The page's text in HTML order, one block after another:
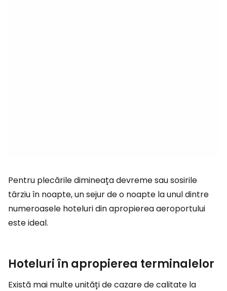
Pentru plecările dimineața devreme sau sosirile
târziu în noapte, un sejur de o noapte la unul dintre
numeroasele hoteluri din apropierea aeroportului
este ideal.
Hoteluri în apropierea terminalelor
Există mai multe unități de cazare de calitate la